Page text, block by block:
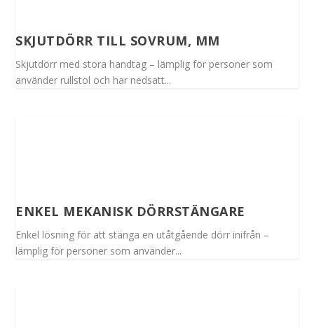
SKJUTDÖRR TILL SOVRUM, MM
Skjutdörr med stora handtag – lämplig för personer som
använder rullstol och har nedsatt...
ENKEL MEKANISK DÖRRSTÄNGARE
Enkel lösning för att stänga en utåtgående dörr inifrån –
lämplig för personer som använder...